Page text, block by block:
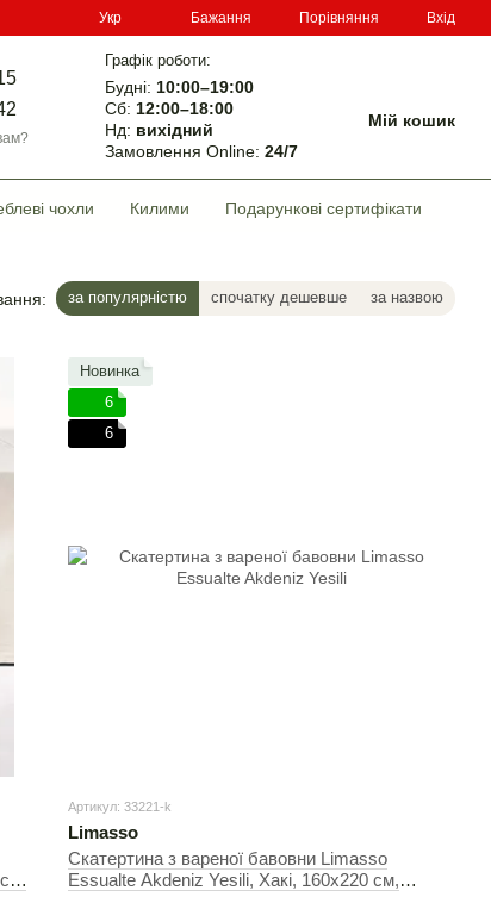
Укр Бажання Порівняння Вхід
Графік роботи:
Будні: 10:00–19:00
Сб: 12:00–18:00
Нд: вихідний
Замовлення Online: 24/7
Мій кошик
чохли Килими Подарункові сертифікати
за популярністю спочатку дешевше за назвою
Новинка
6
6
Артикул: 33221-k
Limasso
Скатертина з вареної бавовни Limasso
Essualte Akdeniz Yesili, Хакі, 160х220 см,